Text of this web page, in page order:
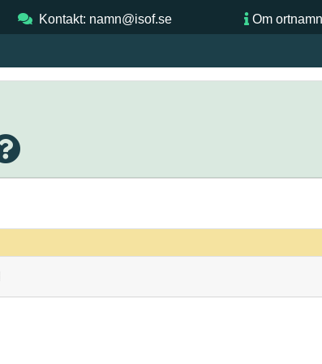
Kontakt: namn@isof.se Om